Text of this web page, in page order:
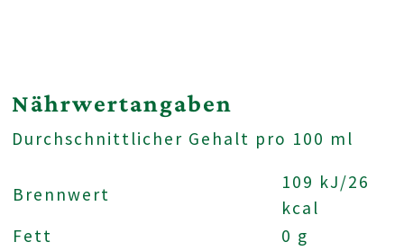
Nährwertangaben
Durchschnittlicher Gehalt pro 100 ml
Brennwert
109 kJ/26
kcal
Fett
0 g